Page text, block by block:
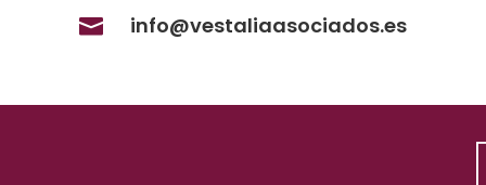
 info@vestaliaasociados.es